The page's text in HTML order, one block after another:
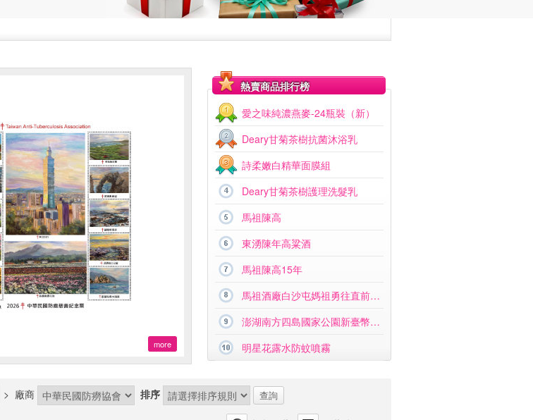
more
熱賣商品排行榜
愛之味純濃燕麥-24瓶裝（新）
Deary甘菊茶樹抗菌沐浴乳
詩柔嫩白精華面膜組
Deary甘菊茶樹護理洗髮乳
馬祖陳高
東湧陳年高粱酒
馬祖陳高15年
馬祖酒廠白沙屯媽祖勇往直前紀念酒
澎湖南方四島國家公園新臺幣硬幣組合
明星花露水防蚊噴霧
> 廠商 排序